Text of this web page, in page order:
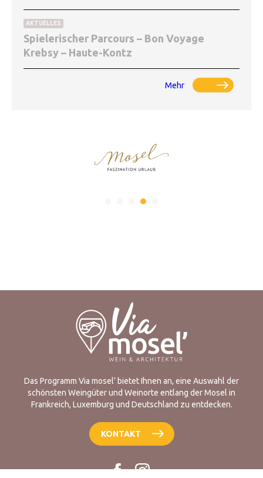
AKTUELLES
Spielerischer Parcours – Bon Voyage
Krebsy – Haute-Kontz
Mehr
Das Programm Via mosel’ bietet Ihnen an, eine Auswahl der
schönsten Weingüter und Weinorte entlang der Mosel in
Frankreich, Luxemburg und Deutschland zu entdecken.
KONTAKT